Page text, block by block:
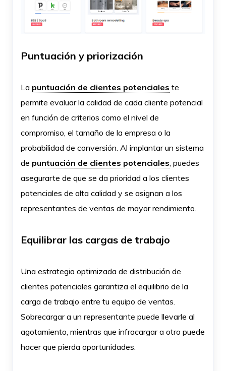
Puntuación y priorización
La puntuación de clientes potenciales te
permite evaluar la calidad de cada cliente potencial
en función de criterios como el nivel de
compromiso, el tamaño de la empresa o la
probabilidad de conversión. Al implantar un sistema
de puntuación de clientes potenciales , puedes
asegurarte de que se da prioridad a los clientes
potenciales de alta calidad y se asignan a los
representantes de ventas de mayor rendimiento.
Equilibrar las cargas de trabajo
Una estrategia optimizada de distribución de
clientes potenciales garantiza el equilibrio de la
carga de trabajo entre tu equipo de ventas.
Sobrecargar a un representante puede llevarle al
agotamiento, mientras que infracargar a otro puede
hacer que pierda oportunidades.